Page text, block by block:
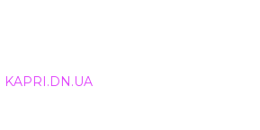
KAPRI.DN.UA